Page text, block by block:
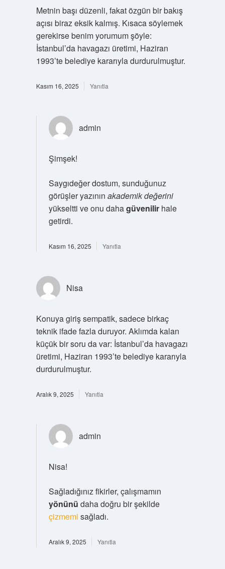
Metnin başı düzenli, fakat özgün bir bakış
açısı biraz eksik kalmış. Kısaca söylemek
gerekirse benim yorumum şöyle:
İstanbul’da havagazı üretimi, Haziran
1993’te belediye kararıyla durdurulmuştur.
Kasım 16, 2025 Yanıtla
admin
Şimşek!
Saygıdeğer dostum, sunduğunuz
görüşler yazının akademik değerini
yükseltti ve onu dahagüvenilirhale
getirdi.
Kasım 16, 2025 Yanıtla
Nisa
Konuya giriş sempatik, sadece birkaç
teknik ifade fazla duruyor. Aklımda kalan
küçük bir soru da var: İstanbul’da havagazı
üretimi, Haziran 1993’te belediye kararıyla
durdurulmuştur.
Aralık 9, 2025 Yanıtla
admin
Nisa!
Sağladığınız fikirler, çalışmamın
yönünü daha doğru bir şekilde
çizmemi sağladı.
Aralık 9, 2025 Yanıtla